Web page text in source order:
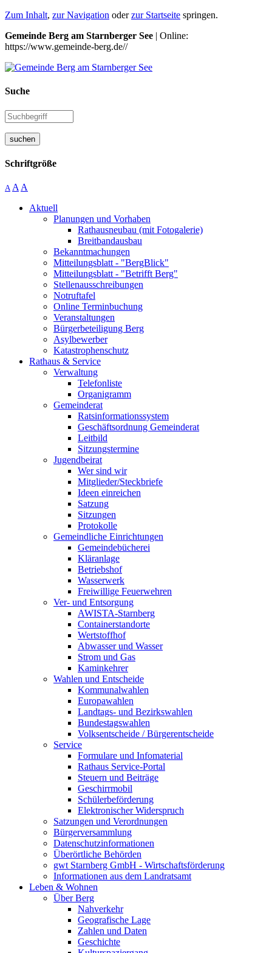
Zum Inhalt, zur Navigation oderzur Startseite springen.
Gemeinde Berg am Starnberger See | Online:
https://www.gemeinde-berg.de//
Suche
suchen
Schriftgröße
A A A
Aktuell
Planungen und Vorhaben
Rathausneubau (mit Fotogalerie)
Breitbandausbau
Bekanntmachungen
Mitteilungsblatt - "BergBlick"
Mitteilungsblatt - "Betrifft Berg"
Stellenausschreibungen
Notruftafel
Online Terminbuchung
Veranstaltungen
Bürgerbeteiligung Berg
Asylbewerber
Katastrophenschutz
Rathaus & Service
Verwaltung
Telefonliste
Organigramm
Gemeinderat
Ratsinformationssystem
Geschäftsordnung Gemeinderat
Leitbild
Sitzungstermine
Jugendbeirat
Wer sind wir
Mitglieder/Steckbriefe
Ideen einreichen
Satzung
Sitzungen
Protokolle
Gemeindliche Einrichtungen
Gemeindebücherei
Kläranlage
Betriebshof
Wasserwerk
Freiwillige Feuerwehren
Ver- und Entsorgung
AWISTA-Starnberg
Containerstandorte
Wertstoffhof
Abwasser und Wasser
Strom und Gas
Kaminkehrer
Wahlen und Entscheide
Kommunalwahlen
Europawahlen
Landtags- und Bezirkswahlen
Bundestagswahlen
Volksentscheide / Bürgerentscheide
Service
Formulare und Infomaterial
Rathaus Service-Portal
Steuern und Beiträge
Geschirrmobil
Schülerbeförderung
Elektronischer Widerspruch
Satzungen und Verordnungen
Bürgerversammlung
Datenschutzinformationen
Überörtliche Behörden
gwt Starnberg GmbH - Wirtschaftsförderung
Informationen aus dem Landratsamt
Leben & Wohnen
Über Berg
Nahverkehr
Geografische Lage
Zahlen und Daten
Geschichte